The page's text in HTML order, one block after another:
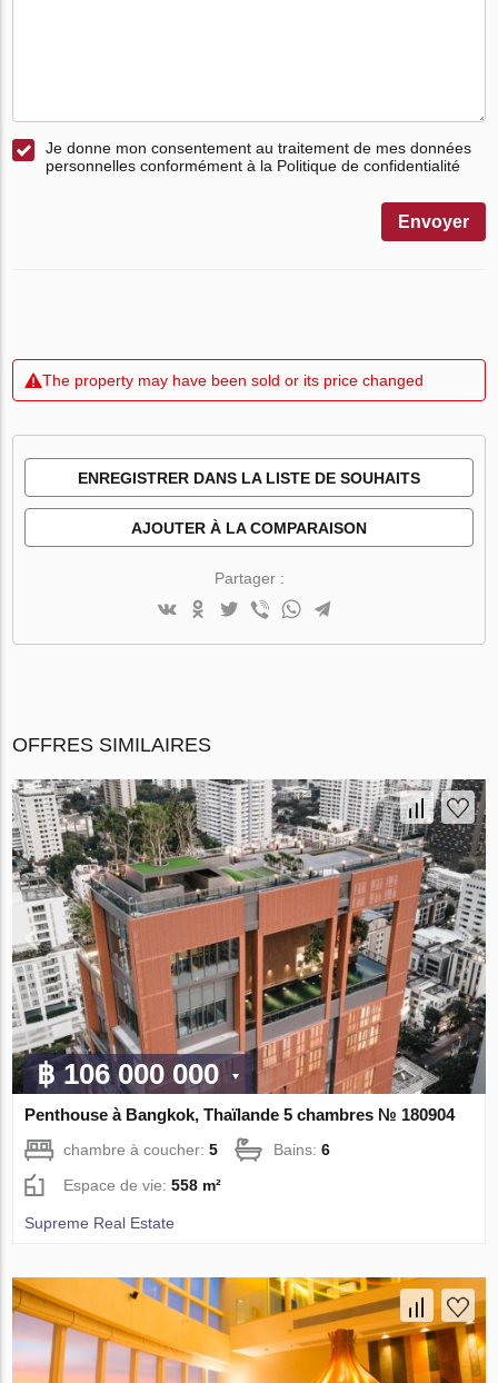
Je donne mon consentement au traitement de mes données
personnelles conformément à la Politique de confidentialité
Envoyer
The property may have been sold or its price changed
ENREGISTRER DANS LA LISTE DE SOUHAITS
AJOUTER À LA COMPARAISON
Partager :
OFFRES SIMILAIRES
฿ 106 000 000
Penthouse à Bangkok, Thaïlande 5 chambres № 180904
chambre à coucher:5 Bains:6
Espace de vie:558 m²
Supreme Real Estate